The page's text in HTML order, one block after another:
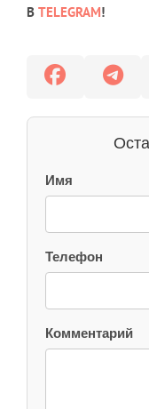
В TELEGRAM!
Имя
Телефон
Комментарий